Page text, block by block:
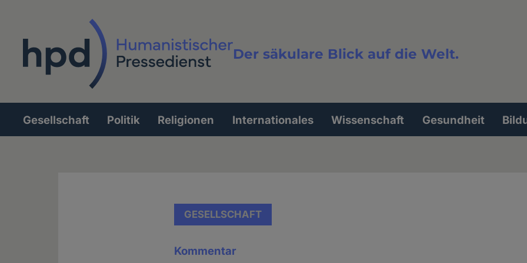
Der säkulare Blick auf die Welt.
Volltextsuche
Hauptnavigation
Gesellschaft Politik Religionen Internationales Wissenschaft Gesundheit
GESELLSCHAFT
Kommentar